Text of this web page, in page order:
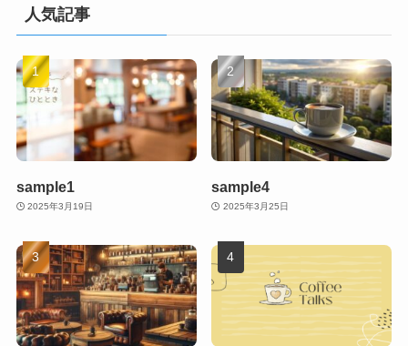
ー
人気記事
sample1
2025年3月19日
sample4
2025年3月25日